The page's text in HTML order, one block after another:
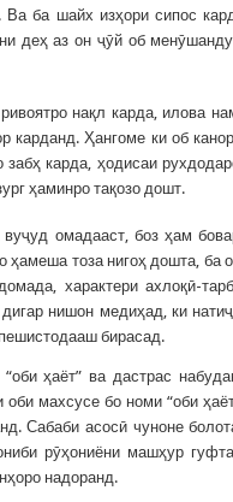
ба шайх изҳори сипос
деҳ аз он ҷӯй об
нақл карда, илова
карданд. Ҳангоме ки об
карда, ҳодисаи
ҳаминро тақозо дошт.
омадааст, боз ҳам
тоза нигоҳ дошта, ба
характери ахлоқӣ-
нишон медиҳад, ки
бирасад.
ҳаёт” ва дастрас
махсусе бо номи “оби
Сабаби асосӣ чуноне
рӯҳониёни машҳур
надоранд.